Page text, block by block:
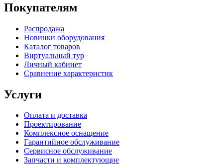
Покупателям
Распродажа
Новинки оборудования
Каталог товаров
Виртуальный тур
Личный кабинет
Сравнение характеристик
Услуги
Оплата и доставка
Проектирование
Комплексное оснащение
Гарантийное обслуживание
Сервисное обслуживание
Запчасти и комплектующие